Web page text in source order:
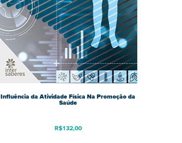
Influência da Atividade Física Na Promoção da
Saúde
R$132,00